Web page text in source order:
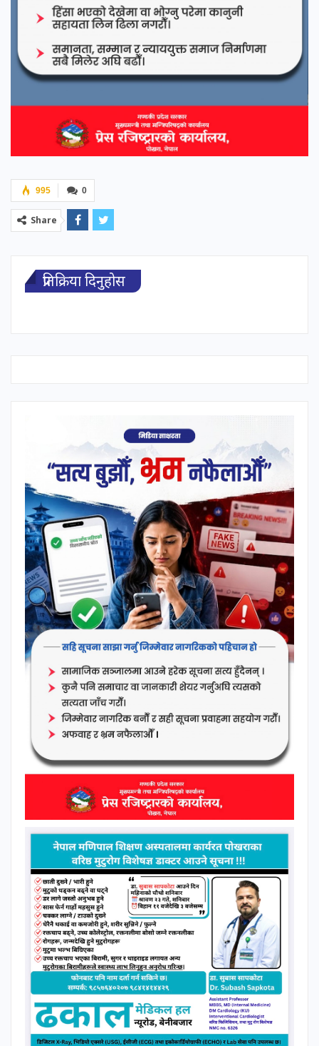
0
995
Share
प्रतिक्रिया दिनुहोस